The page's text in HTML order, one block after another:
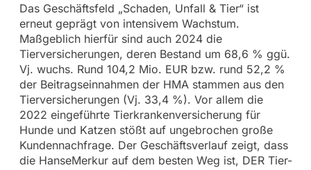
Das Geschäftsfeld „Schaden, Unfall & Tier“ ist
erneut geprägt von intensivem Wachstum.
Maßgeblich hierfür sind auch 2024 die
Tierversicherungen, deren Bestand um 68,6 % ggü.
Vj. wuchs. Rund 104,2 Mio. EUR bzw. rund 52,2 %
der Beitragseinnahmen der HMA stammen aus den
Tierversicherungen (Vj. 33,4 %). Vor allem die
2022 eingeführte Tierkrankenversicherung für
Hunde und Katzen stößt auf ungebrochen große
Kundennachfrage. Der Geschäftsverlauf zeigt, dass
die HanseMerkur auf dem besten Weg ist, DER Tier-